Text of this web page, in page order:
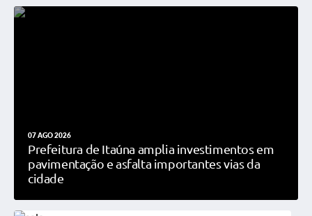
07 AGO 2026
Prefeitura de Itaúna amplia investimentos em
pavimentação e asfalta importantes vias da
cidade